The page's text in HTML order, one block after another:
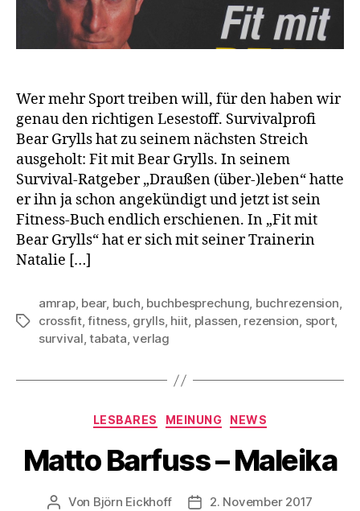
Wer mehr Sport treiben will, für den haben wir
genau den richtigen Lesestoff. Survivalprofi
Bear Grylls hat zu seinem nächsten Streich
ausgeholt: Fit mit Bear Grylls. In seinem
Survival-Ratgeber „Draußen (über-)leben“ hatte
er ihn ja schon angekündigt und jetzt ist sein
Fitness-Buch endlich erschienen. In „Fit mit
Bear Grylls“ hat er sich mit seiner Trainerin
Natalie […]
Schlagwörter
amrap, bear, buch, buchbesprechung, buchrezension,
crossfit,fitness, grylls, hiit, plassen, rezension, sport,
survival,tabata,verlag
Kategorien
LESBARES MEINUNG NEWS
Matto Barfuss – Maleika
Beitragsautor
Von Björn Eickhoff Veröffentlichungsdatum
2. November 2017